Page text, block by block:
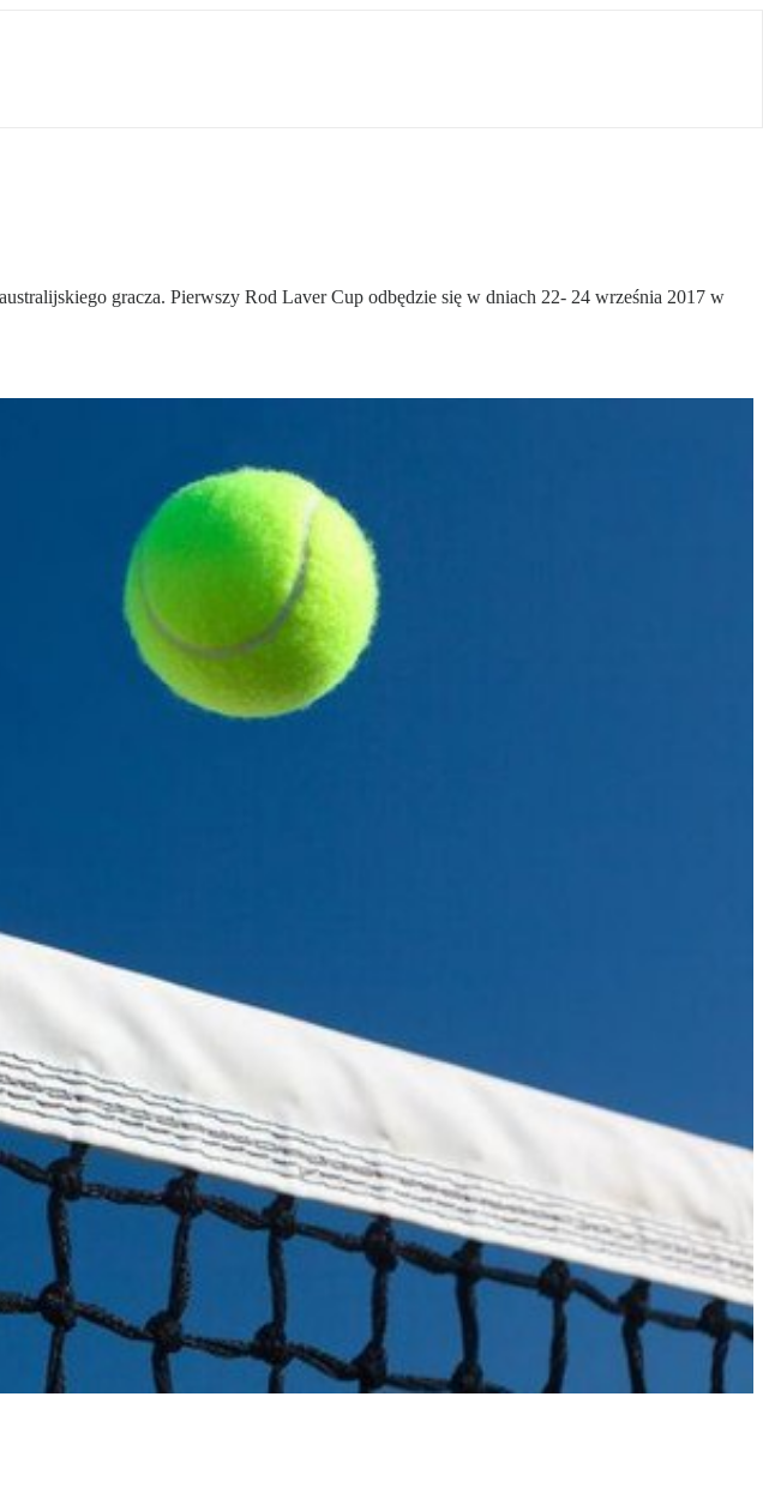
gracza. Pierwszy Rod Laver Cup odbędzie się w dniach 22- 24 września 2017 w